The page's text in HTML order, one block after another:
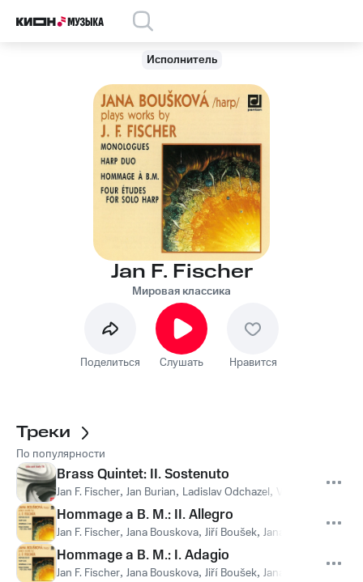
Исполнитель
Jan F. Fischer
Мировая классика
Поделиться Слушать Нравится
Треки
По популярности
Brass Quintet: II. Sostenuto
Jan F. Fischer, Jan Burian, Ladislav Odchazel, Vladimír Rejlek
Hommage a B. M.: II. Allegro
Jan F. Fischer, Jana Bouskova, Jiří Boušek, Jana Boušková, Jiří
Hommage a B. M.: I. Adagio
Jan F. Fischer, Jana Bouskova, Jiří Boušek, Jana Boušková, Jiří